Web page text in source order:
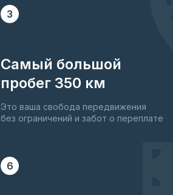
3
Самый большой
пробег 350 км
Это ваша свобода передвижения
без ограничений и забот о переплате
6